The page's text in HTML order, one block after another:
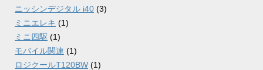
ニッシンデジタル i40 (3)
ミニエレキ (1)
ミニ四駆 (1)
モバイル関連 (1)
ロジクールT120BW (1)